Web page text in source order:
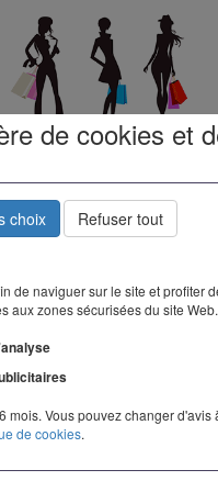
de cookies et
choix Refuser tout
de naviguer sur le site et profiter
aux zones sécurisées du site Web.
mois. Vous pouvez changer d'avis
de cookies.
de